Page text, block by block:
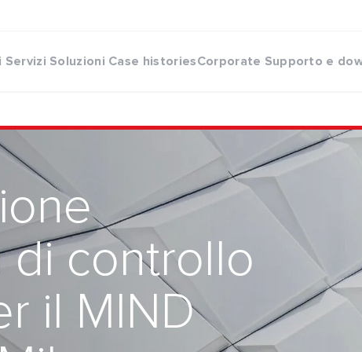
Servizi Soluzioni Case historiesCorporate Supporto e
di controllo
il MIND